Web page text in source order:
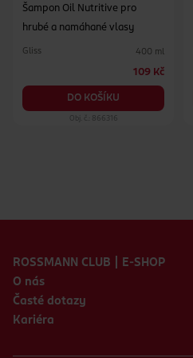
Šampon Oil Nutritive pro
hrubé a namáhané vlasy
Gliss 400 ml
109 Kč
DO KOŠÍKU
Obj. č.: 866316
ROSSMANN CLUB | E-SHOP
O nás
Časté dotazy
Kariéra